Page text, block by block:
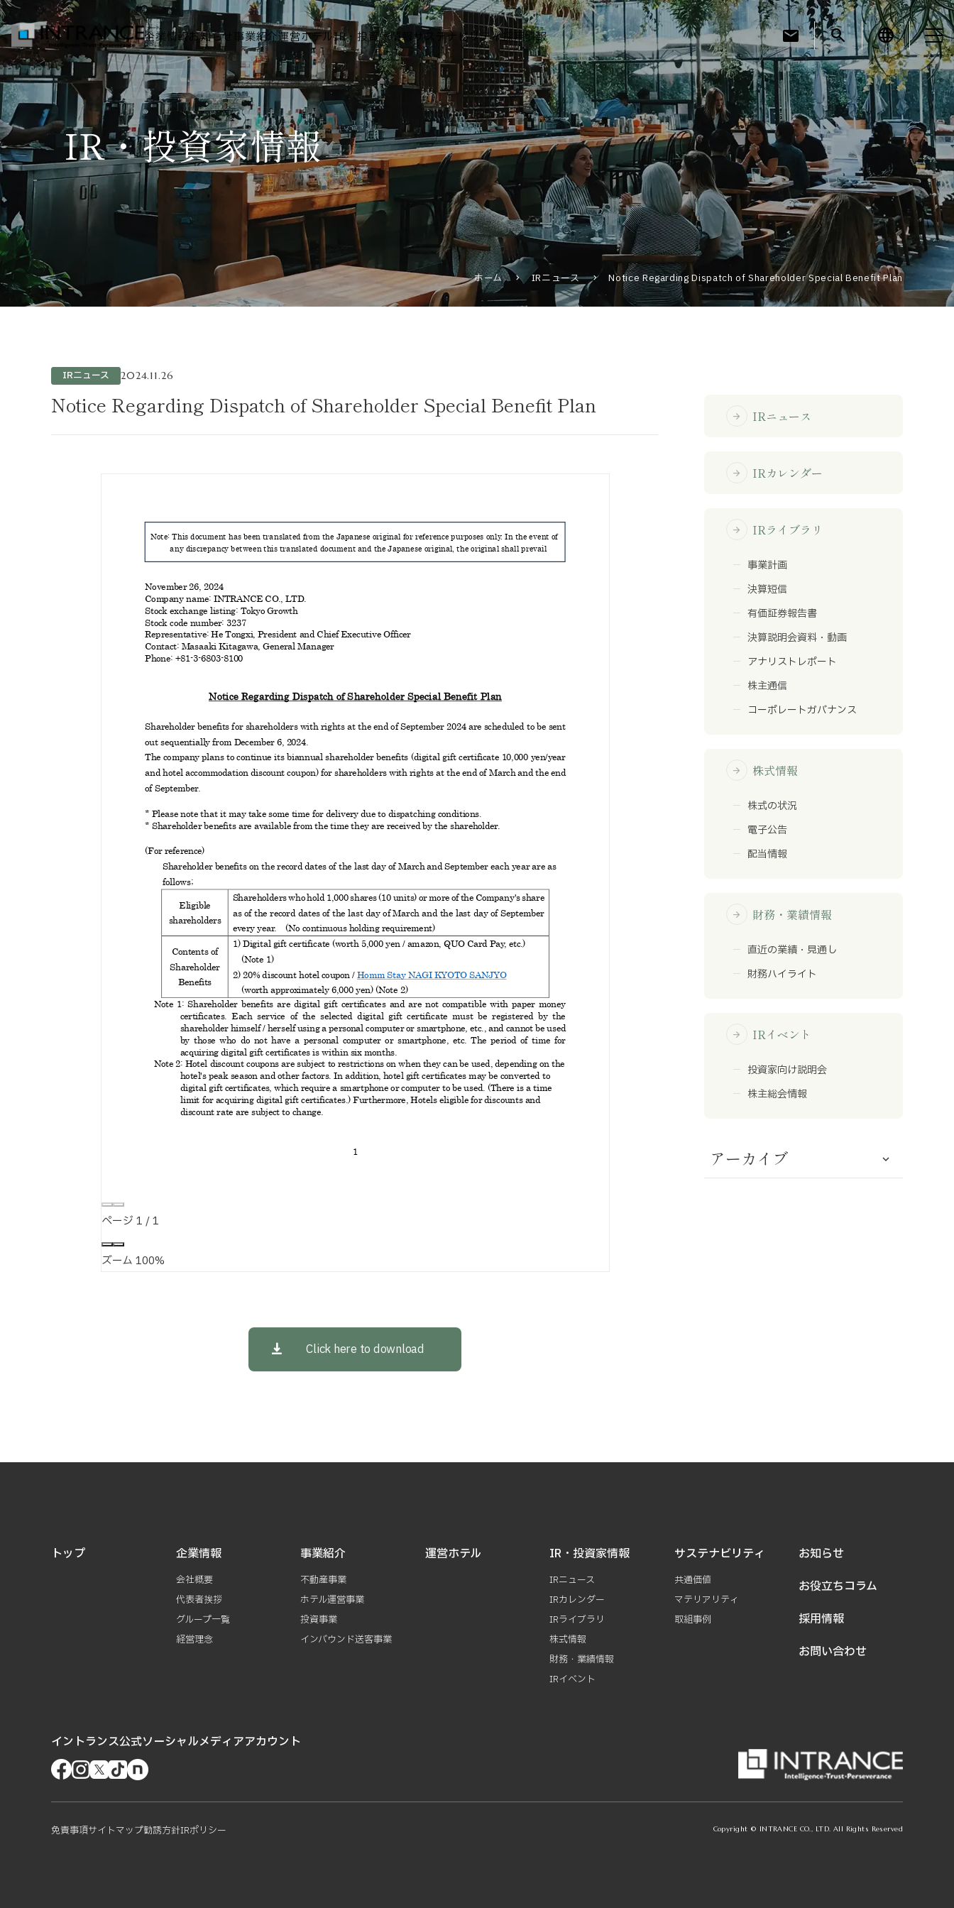
企業情報お知らせ 事業紹介運営ホテルIR・投資家情報 サステナビリティ採用情報 mail search language
トップ
企業情報
会社概要
代表者挨拶
グループ一覧
経営理念
事業紹介
インバウンド送客事業
運営ホテル
IR・投資家情報
IRニュース
IRカレンダー
IRライブラリ
株式情報
財務・業績情報
IRイベント
マテリアリティ
取組事例
お知らせ
お役立ちコラム
採用情報
お問い合わせ
IR・投資家情報
ホーム IRニュース Notice Regarding Dispatch of Shareholder Special Benefit Plan
IRニュース 2024.11.26
Notice Regarding Dispatch of Shareholder Special Benefit Plan
ページ 1 /1
ズーム 100%
Click here to download
arrow_forward IRニュース
arrow_forward IRカレンダー
arrow_forward IRライブラリ
事業計画
決算短信
有価証券報告書
決算説明会資料・動画
アナリストレポート
株主通信
コーポレートガバナンス
arrow_forward 株式情報
株式の状況
電子公告
配当情報
arrow_forward 財務・業績情報
直近の業績・見通し
財務ハイライト
arrow_forward IRイベント
投資家向け説明会
株主総会情報
アーカイブ
トップ 企業情報
会社概要
代表者挨拶
グループ一覧
経営理念
事業紹介
不動産事業
ホテル運営事業
投資事業
インバウンド送客事業
運営ホテル IR・投資家情報
IRニュース
IRカレンダー
IRライブラリ
株式情報
財務・業績情報
IRイベント
サステナビリティ
共通価値
マテリアリティ
取組事例
お知らせ
お役立ちコラム
採用情報
お問い合わせ
イントランス公式ソーシャルメディアアカウント
免責事項サイトマップ勧誘方針IRポリシー Copyright © INTRANCE CO., LTD. All Rights Reserved